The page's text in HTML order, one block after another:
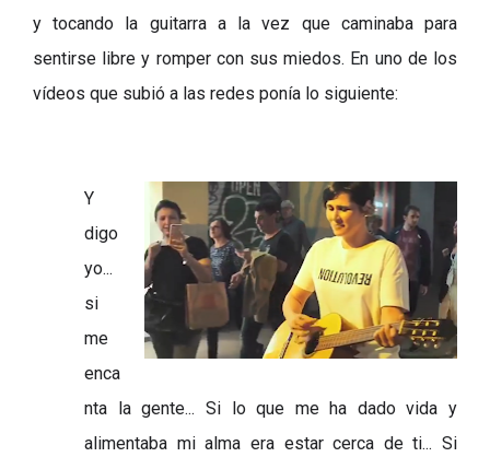
y tocando la guitarra a la vez que caminaba para
sentirse libre y romper con sus miedos. En uno de los
vídeos que subió a las redes ponía lo siguiente:
Y
digo
yo...
si
me
enca
nta la gente... Si lo que me ha dado vida y
alimentaba mi alma era estar cerca de ti... Si